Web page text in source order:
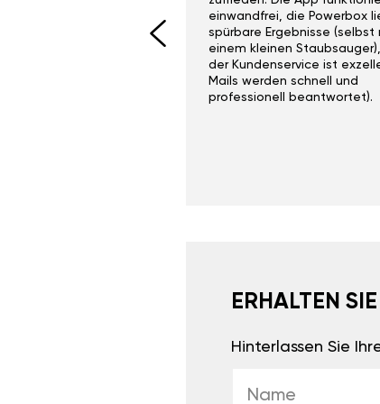
einwandfrei, die Powerbox
spürbare Ergebnisse (selbst
einem kleinen
der Kundenservice ist
Mails werden schnell und
professionell beantwortet).
ERHALTEN
Hinterlassen Sie